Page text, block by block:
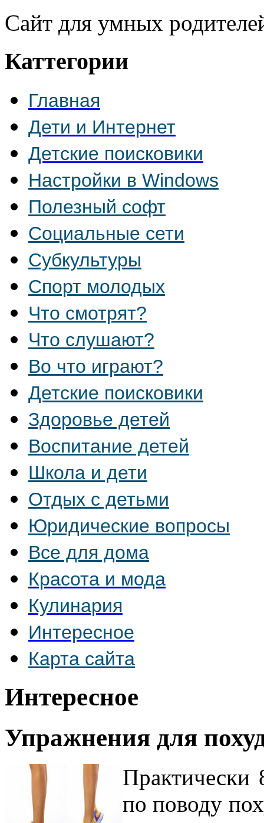
Сайт для умных
Каттегории
Главная
Дети и Интернет
Детские поисковики
Настройки в Windows
Полезный софт
Социальные сети
Субкультуры
Спорт молодых
Что смотрят?
Что слушают?
Во что играют?
Детские поисковики
Здоровье детей
Воспитание детей
Школа и дети
Отдых с детьми
Юридические вопросы
Все для дома
Красота и мода
Кулинария
Интересное
Карта сайта
Интересное
Упражнения для
Практически
по поводу